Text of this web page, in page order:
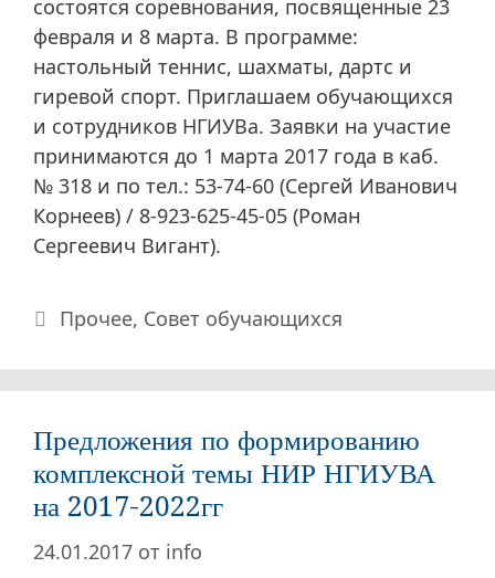
состоятся соревнования, посвященные 23
февраля и 8 марта. В программе:
настольный теннис, шахматы, дартс и
гиревой спорт. Приглашаем обучающихся
и сотрудников НГИУВа. Заявки на участие
принимаются до 1 марта 2017 года в каб.
№ 318 и по тел.: 53-74-60 (Сергей Иванович
Корнеев) / 8-923-625-45-05 (Роман
Сергеевич Вигант).
Рубрики
Прочее, Совет обучающихся
Предложения по формированию
комплексной темы НИР НГИУВА
на 2017-2022гг
24.01.2017 от info